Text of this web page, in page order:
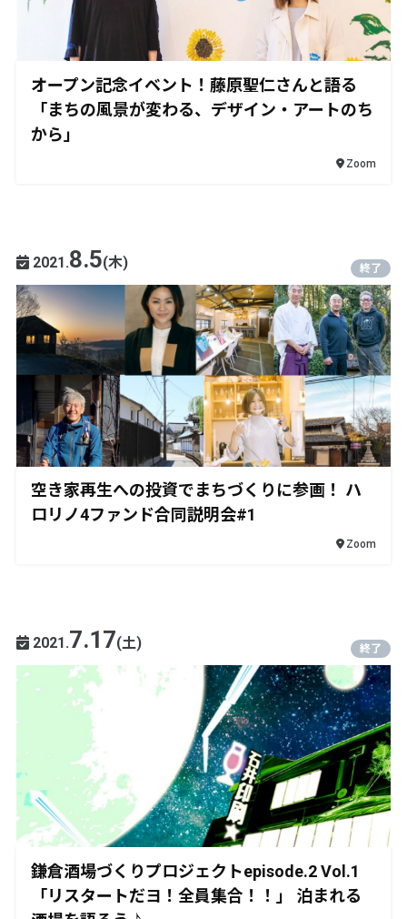
オープン記念イベント！藤原聖仁さんと語る
「まちの風景が変わる、デザイン・アートのち
から」
Zoom
2021.8.5(木) 終了
空き家再生への投資でまちづくりに参画！ ハ
ロリノ4ファンド合同説明会#1
Zoom
2021.7.17(土) 終了
鎌倉酒場づくりプロジェクトepisode.2 Vol.1
「リスタートだヨ！全員集合！！」 泊まれる